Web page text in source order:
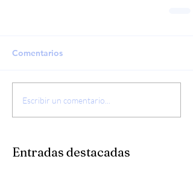
Comentarios
Escribir un comentario...
Entradas destacadas